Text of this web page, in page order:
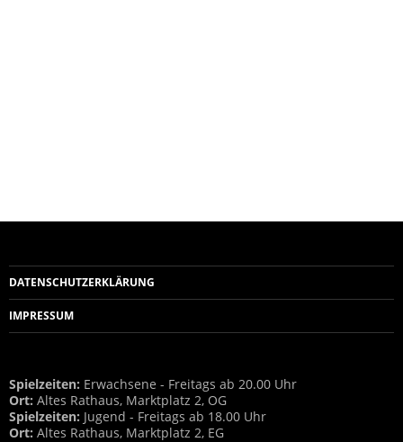
DATENSCHUTZERKLÄRUNG
IMPRESSUM
Spielzeiten: Erwachsene - Freitags ab 20.00 Uhr
Ort: Altes Rathaus, Marktplatz 2, OG
Spielzeiten: Jugend - Freitags ab 18.00 Uhr
Ort: Altes Rathaus, Marktplatz 2, EG